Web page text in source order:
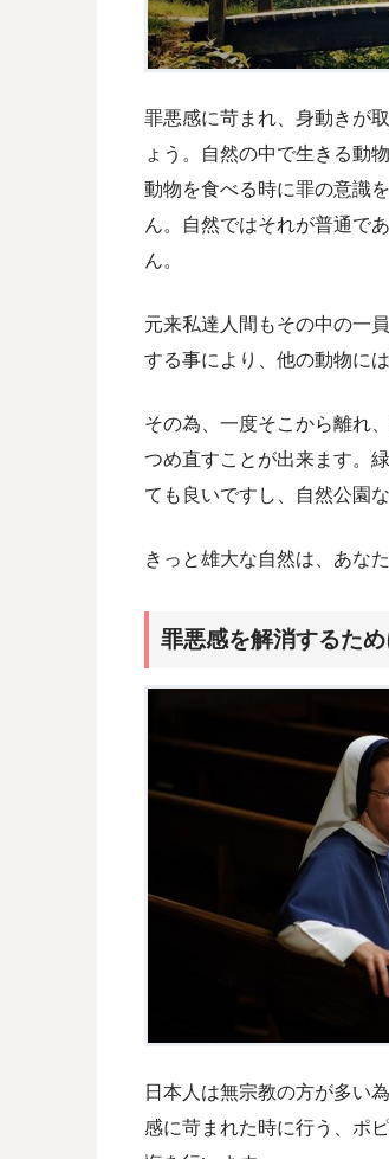
罪悪感に苛まれ、身動きが
ょう。自然の中で生きる動
動物を食べる時に罪の意識
ん。自然ではそれが普通で
ん。
元来私達人間もその中の一
する事により、他の動物に
その為、一度そこから離れ
つめ直すことが出来ます。
ても良いですし、自然公園
きっと雄大な自然は、あな
罪悪感を解消するた
日本人は無宗教の方が多い
感に苛まれた時に行う、ポ